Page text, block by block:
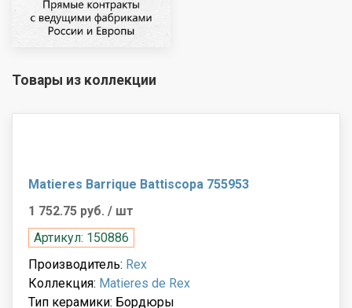
Товары из коллекции
Matieres Barrique Battiscopa 755953
1 752.75 руб. / шт
Артикул: 150886
Производитель: Rex
Коллекция: Matieres de Rex
Тип керамики: Бордюры